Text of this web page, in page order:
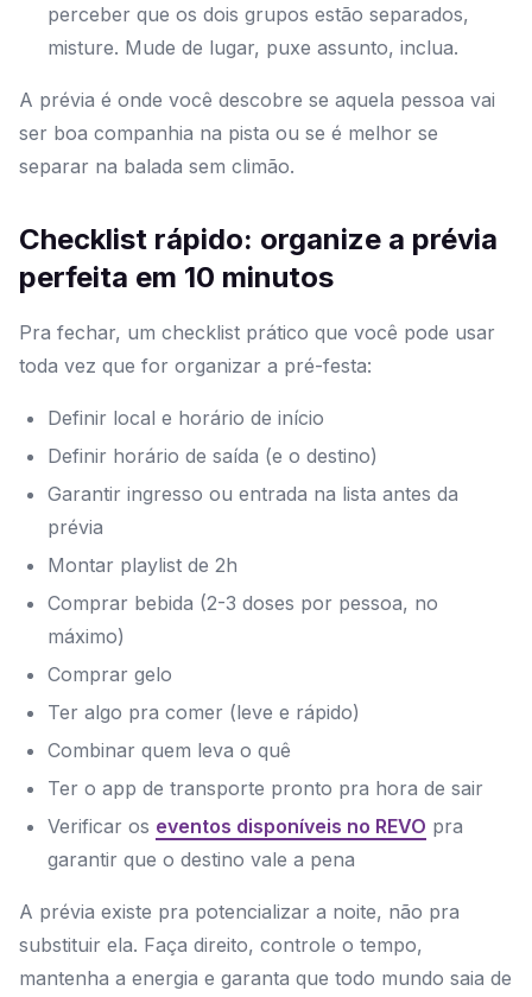
perceber que os dois grupos estão separados,
misture. Mude de lugar, puxe assunto, inclua.
A prévia é onde você descobre se aquela pessoa vai
ser boa companhia na pista ou se é melhor se
separar na balada sem climão.
Checklist rápido: organize a prévia
perfeita em 10 minutos
Pra fechar, um checklist prático que você pode usar
toda vez que for organizar a pré-festa:
Definir local e horário de início
Definir horário de saída (e o destino)
Garantir ingresso ou entrada na lista antes da
prévia
Montar playlist de 2h
Comprar bebida (2-3 doses por pessoa, no
máximo)
Comprar gelo
Ter algo pra comer (leve e rápido)
Combinar quem leva o quê
Ter o app de transporte pronto pra hora de sair
Verificar os eventos disponíveis no REVO pra
garantir que o destino vale a pena
A prévia existe pra potencializar a noite, não pra
substituir ela. Faça direito, controle o tempo,
mantenha a energia e garanta que todo mundo saia de